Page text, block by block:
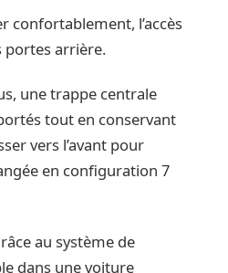
confortablement, l’accès
portes arrière.
une trappe centrale
tout en conservant
vers l’avant pour
en configuration 7
au système de
dans une voiture